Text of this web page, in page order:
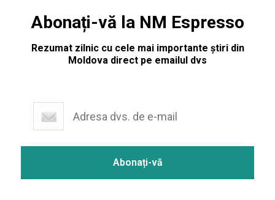
Abonați-vă la NM Espresso
Rezumat zilnic cu cele mai importante știri din
Moldova direct pe emailul dvs